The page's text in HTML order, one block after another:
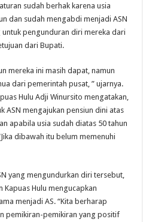
sudah berhak karena usia
dan sudah mengabdi menjadi ASN
pengunduran diri mereka dari
dari Bupati.
mereka ini masih dapat, namun
dari pemerintah pusat, ” ujarnya.
Hulu Adji Winursito mengatakan,
ASN mengajukan pensiun dini atas
apabila usia sudah diatas 50 tahun
dibawah itu belum memenuhi
yang mengundurkan diri tersebut,
Kapuas Hulu mengucapkan
menjadi AS. “Kita berharap
pemikiran-pemikiran yang positif